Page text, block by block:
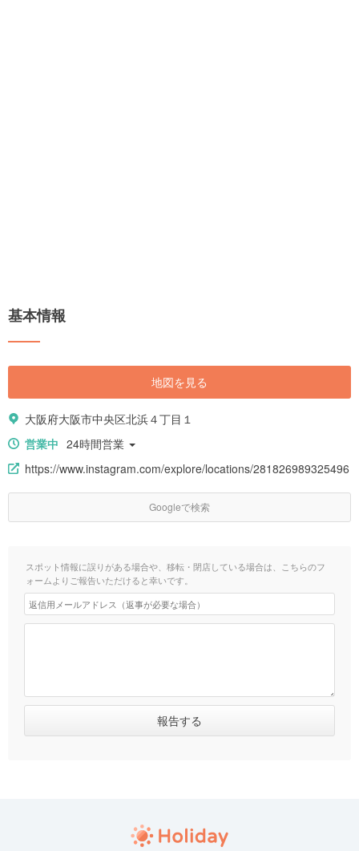
基本情報
地図を見る
大阪府大阪市中央区北浜４丁目１
営業中 24時間営業
https://www.instagram.com/explore/locations/281826989325496
Googleで検索
スポット情報に誤りがある場合や、移転・閉店している場合は、こちらのフ
ォームよりご報告いただけると幸いです。